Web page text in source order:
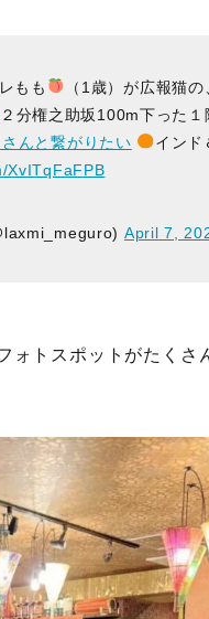
もも
（1歳）が広報猫
２分権之助坂100m下った
んと繋がりたい
イン
XvITqFaFPB
April 7,
ォトスポットがたくさ